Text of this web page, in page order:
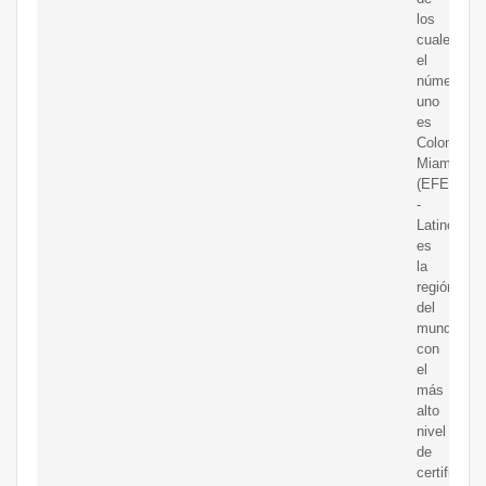
los
cuales
el
número
uno
es
Colombia
Miami
(EFE)
-
es
la
región
del
mundo
con
el
más
alto
nivel
de